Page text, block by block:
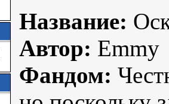
Название:
Автор: Emmy
Фандом: